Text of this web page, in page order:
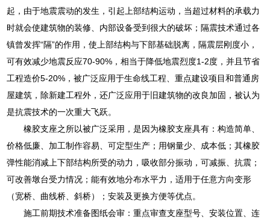
起，由于地震震动的发生，引起上部结构运动，当超过材料的承载力
时就会使建筑物的装修、内部设备受到很大的破坏；隔震技术通过各
镇曾发挥“隔”的作用，使上部结构与下部基础脱离，隔震层刚度小，
可有效减少地震反应70-90%，相当于降低地震烈度1-2度，并且节省
工程造价5-20%，被广泛应用于生命线工程、重点建设项目和普通房
屋建筑，除新建工程外，还广泛应用于旧建筑物的改良加固，被认为
是抗震技术的一次重大飞跃。
橡胶支座之所以被广泛采用，是因为橡胶支座具有：构造简单、
价格低廉、加工制作容易、可定型生产；用钢量少、成本低；其橡胶
弹性能消减上下部结构所受的动力，吸收部分振动，可减振、抗震；
可改善墩台受力情况；能有效地分布水平力，适用于任意方向变形
（宽桥、曲线桥、斜桥）；安装及更换方便等优点。
施工前期技术准备图纸会审：重点审查支座型号、安装位置、连